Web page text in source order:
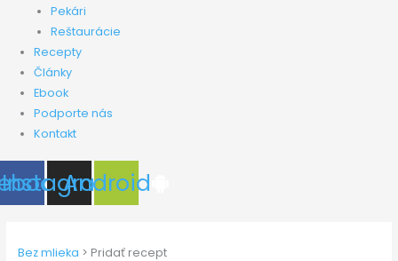
Pekári
Reštaurácie
Recepty
Články
Ebook
Podporte nás
Kontakt
Instagram
Android
Bez mlieka > Pridať recept